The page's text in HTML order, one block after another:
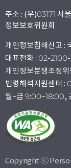
주소 : (우)03171 서
정보보호위원회
개인정보침해신고 :
대표전화 : 02-
개인정보분쟁조정
법령해석지원센터
월~금 9:00~18:00,
Copyright ⓒ